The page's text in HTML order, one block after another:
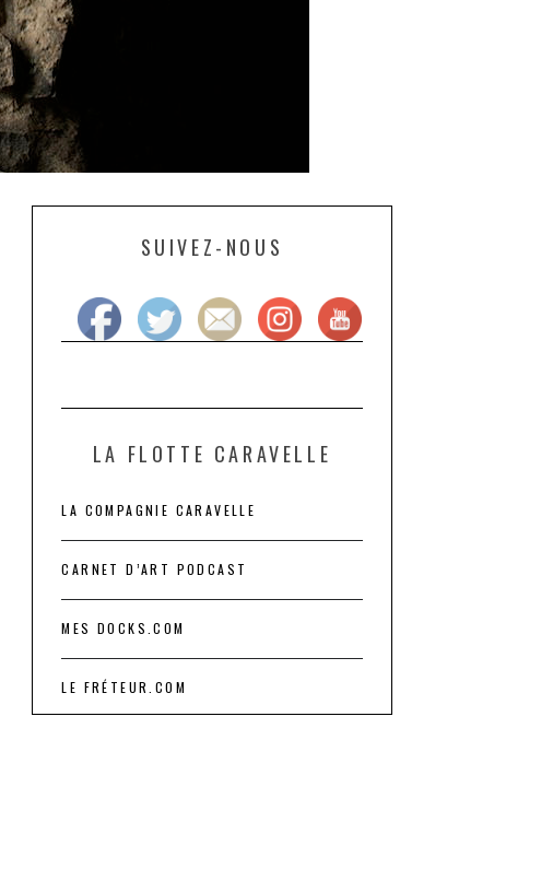
SUIVEZ-NOUS
LA FLOTTE CARAVELLE
LA COMPAGNIE CARAVELLE
CARNET D’ART PODCAST
MES DOCKS.COM
LE FRÉTEUR.COM